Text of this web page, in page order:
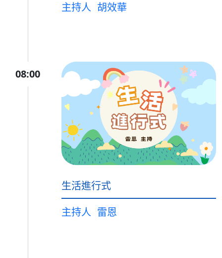
主持人 胡效華
08:00
生活進行式
主持人 雷恩